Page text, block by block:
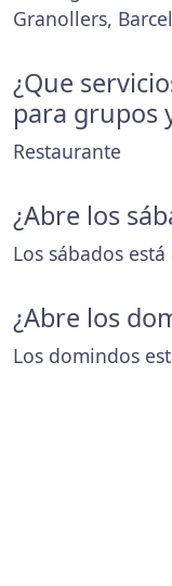
Granollers,
¿Que
para grupos
Restaurante
¿Abre los
Los sábados
¿Abre los
Los domindos